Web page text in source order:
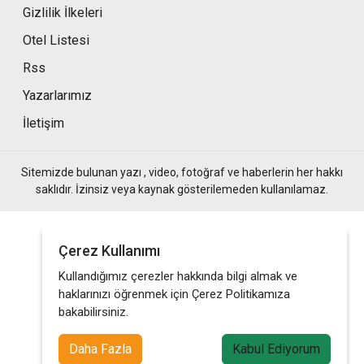
Gizlilik İlkeleri
Otel Listesi
Rss
Yazarlarımız
İletişim
Sitemizde bulunan yazı , video, fotoğraf ve haberlerin her hakkı
saklıdır. İzinsiz veya kaynak gösterilemeden kullanılamaz.
Çerez Kullanımı
Kullandığımız çerezler hakkında bilgi almak ve
haklarınızı öğrenmek için Çerez Politikamıza
bakabilirsiniz.
Daha Fazla Kabul Ediyorum